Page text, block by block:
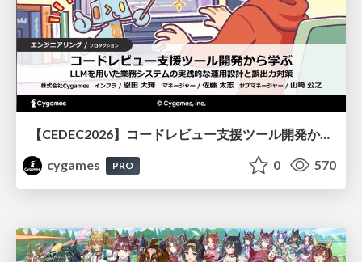
【CEDEC2026】コードレビュー支援ツール開発から学ぶ：LLMを用いた業務システムの実践的な運用設計と誤出力対策
cygames
PRO 0 570